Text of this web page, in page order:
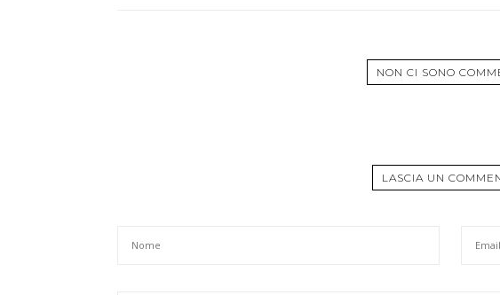
NON CI SONO
LASCIA UN